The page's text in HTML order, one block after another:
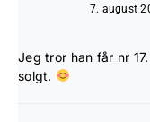
7. august
Jeg tror han får nr
solgt.